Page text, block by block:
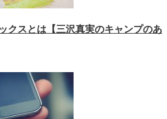
クスとは【三沢真実のキャンプのあ